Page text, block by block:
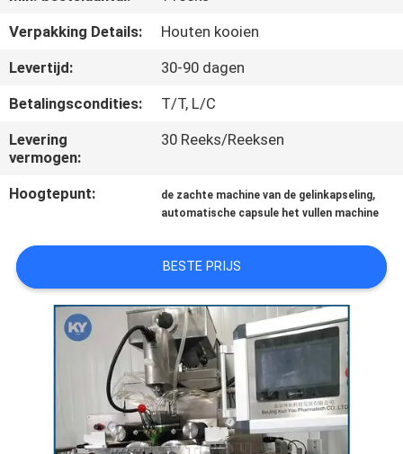
NIEUWS
VRAAG
EEN
OFFERTE
SITEMAP
PRIVACY
POLICY
Verpakking Details:
Houten kooien
Levertijd:
30-90 dagen
Betalingscondities:
T/T, L/C
Levering
vermogen:
30 Reeks/Reeksen
Hoogtepunt: de zachte machine van de gelinkapseling,
automatische capsule het vullen machine
BESTE PRIJS